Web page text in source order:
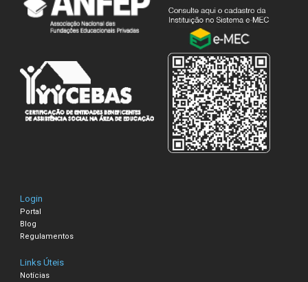
Login
Portal
Blog
Regulamentos
Links Úteis
Notícias